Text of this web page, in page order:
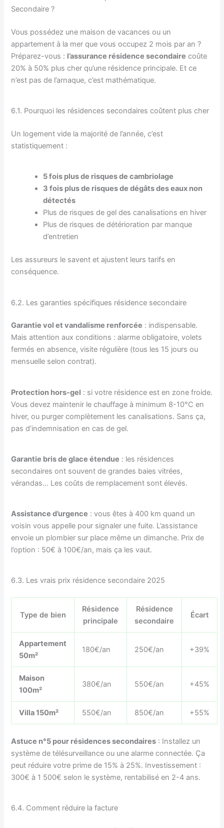
Secondaire ?
Vous possédez une maison de vacances ou un
appartement à la mer que vous occupez 2 mois par an ?
Préparez-vous : l’assurance résidence secondaire coûte
20% à 50% plus cher qu’une résidence principale. Et ce
n’est pas de l’arnaque, c’est mathématique.
6.1. Pourquoi les résidences secondaires coûtent plus cher
Un logement vide la majorité de l’année, c’est
statistiquement :
5 fois plus de risques de cambriolage
3 fois plus de risques de dégâts des eaux non
détectés
Plus de risques de gel des canalisations en hiver
Plus de risques de détérioration par manque
d’entretien
Les assureurs le savent et ajustent leurs tarifs en
conséquence.
6.2. Les garanties spécifiques résidence secondaire
Garantie vol et vandalisme renforcée : indispensable.
Mais attention aux conditions : alarme obligatoire, volets
fermés en absence, visite régulière (tous les 15 jours ou
mensuelle selon contrat).
Protection hors-gel : si votre résidence est en zone froide.
Vous devez maintenir le chauffage à minimum 8-10°C en
hiver, ou purger complètement les canalisations. Sans ça,
pas d’indemnisation en cas de gel.
Garantie bris de glace étendue : les résidences
secondaires ont souvent de grandes baies vitrées,
vérandas… Les coûts de remplacement sont élevés.
Assistance d’urgence : vous êtes à 400 km quand un
voisin vous appelle pour signaler une fuite. L’assistance
envoie un plombier sur place même un dimanche. Prix de
l’option : 50€ à 100€/an, mais ça les vaut.
6.3. Les vrais prix résidence secondaire 2025
Type de bien
Résidence
principale
Résidence
secondaire
Écart
Appartement
50m²
180€/an 250€/an +39%
Maison
100m²
380€/an 550€/an +45%
Villa 150m² 550€/an 850€/an +55%
Astuce n°5 pour résidences secondaires : Installez un
système de télésurveillance ou une alarme connectée. Ça
peut réduire votre prime de 15% à 25%. Investissement :
300€ à 1 500€ selon le système, rentabilisé en 2-4 ans.
6.4. Comment réduire la facture